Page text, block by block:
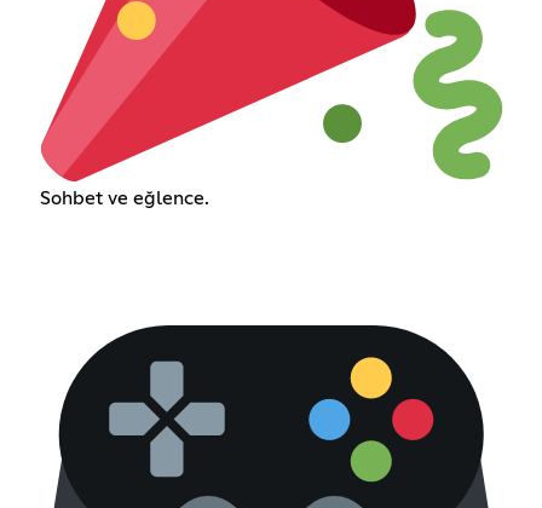
Sohbet ve eğlence.